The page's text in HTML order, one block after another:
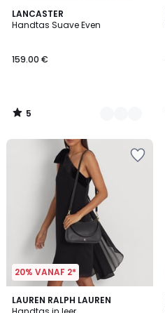
LANCASTER
Handtas Suave Even
159.00 €
5
/
3
Kleuren
5
/
20% VANAF 2*
LAUREN RALPH LAUREN
5
/
3